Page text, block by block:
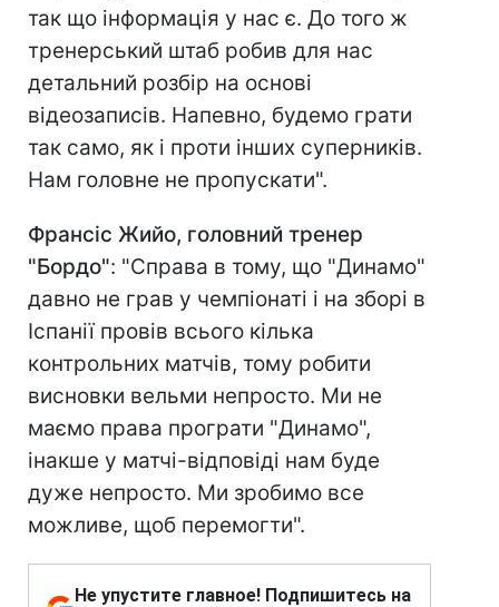
так що інформація у нас є. До того ж
тренерський штаб робив для нас
детальний розбір на основі
відеозаписів. Напевно, будемо грати
так само, як і проти інших суперників.
Нам головне не пропускати".
Франсіс Жийо, головний тренер
"Бордо": "Справа в тому, що "Динамо"
давно не грав у чемпіонаті і на зборі в
Іспанії провів всього кілька
контрольних матчів, тому робити
висновки вельми непросто. Ми не
маємо права програти "Динамо",
інакше у матчі-відповіді нам буде
дуже непросто. Ми зробимо все
можливе, щоб перемогти".
Не упустите главное! Подпишитесь на